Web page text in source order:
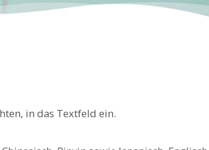
in das Textfeld ein.